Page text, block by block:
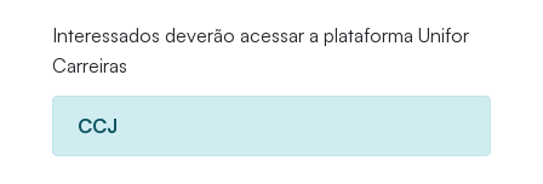
Interessados deverão acessar a plataforma Unifor
Carreiras
CCJ